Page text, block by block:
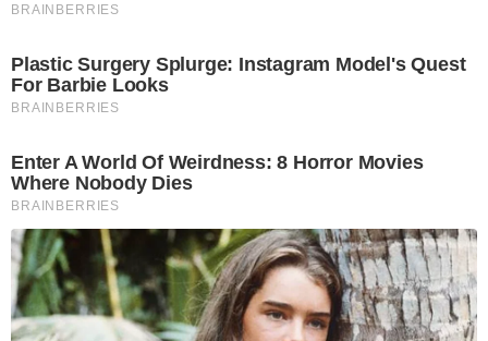
BRAINBERRIES
Plastic Surgery Splurge: Instagram Model's Quest
For Barbie Looks
BRAINBERRIES
Enter A World Of Weirdness: 8 Horror Movies
Where Nobody Dies
BRAINBERRIES